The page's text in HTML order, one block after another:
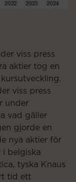
viss press
aktier tog en
viss press
under
vad gäller
gjorde en
nya aktier för
i belgiska
tyska Knaus
tid ett